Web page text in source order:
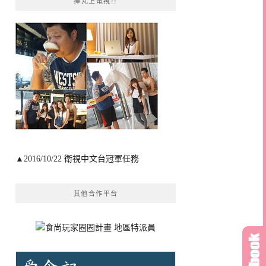
▲2016/10/22 衛視中文台冠軍任務
其他合作平台